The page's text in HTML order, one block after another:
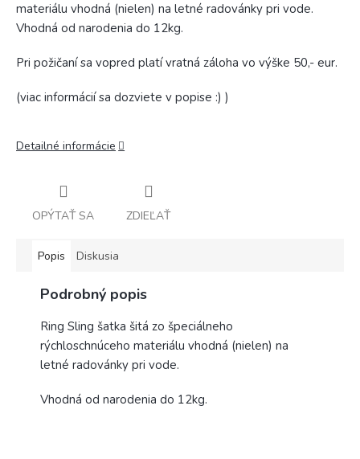
materiálu vhodná (nielen) na letné radovánky pri vode.
Vhodná od narodenia do 12kg.
Pri požičaní sa vopred platí vratná záloha vo výške 50,- eur.
(viac informácií sa dozviete v popise :) )
Detailné informácie
OPÝTAŤ SA ZDIEĽAŤ
Popis Diskusia
Podrobný popis
Ring Sling šatka šitá zo špeciálneho
rýchloschnúceho materiálu vhodná (nielen) na
letné radovánky pri vode.
Vhodná od narodenia do 12kg.